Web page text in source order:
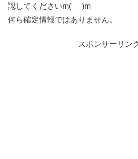
認してくださいm(_ _)m
何ら確定情報ではありません。
スポンサーリン